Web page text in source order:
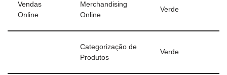
Vendas
Online
Merchandising
Online
Verde
Categorização de
Produtos
Verde